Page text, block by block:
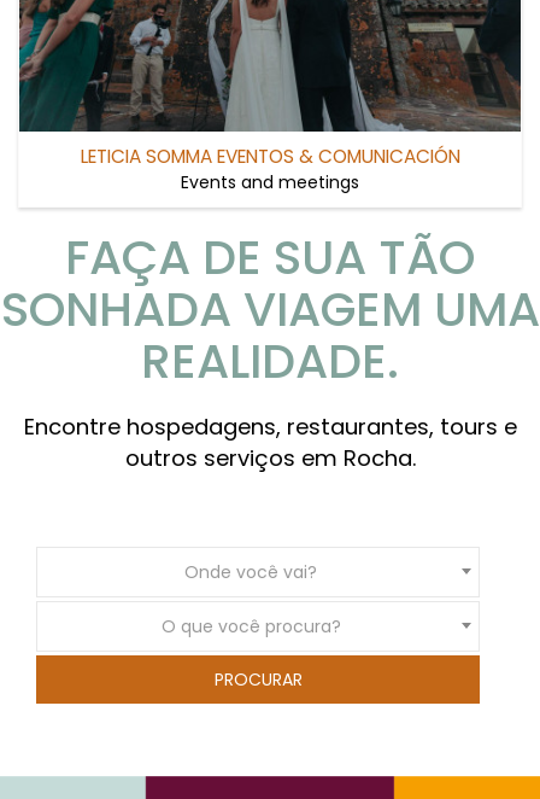
LETICIA SOMMA EVENTOS & COMUNICACIÓN
Events and meetings
FAÇA DE SUA TÃO
SONHADA VIAGEM UMA
REALIDADE.
Encontre hospedagens, restaurantes, tours e
outros serviços em Rocha.
Onde você vai?
O que você procura?